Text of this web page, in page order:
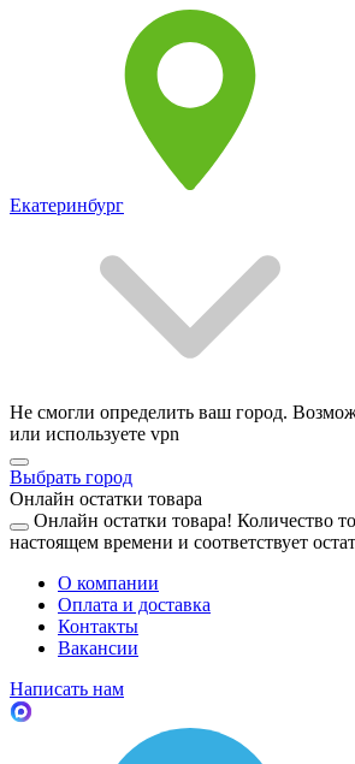
Екатеринбург
Не смогли определить ваш город.
или используете vpn
Выбрать город
Онлайн остатки товара
Онлайн остатки товара! Количество
настоящем времени и соответствует
О компании
Оплата и доставка
Контакты
Вакансии
Написать нам